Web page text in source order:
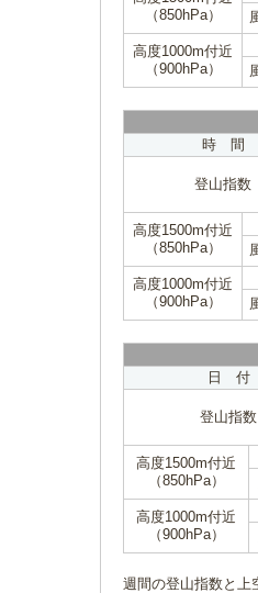
（850hPa）
高度1000m付近
（900hPa）
時 間
登山指数
高度1500m付近
（850hPa）
高度1000m付近
（900hPa）
日 付
登山指数
高度1500m付近
（850hPa）
高度1000m付近
（900hPa）
週間の登山指数と上